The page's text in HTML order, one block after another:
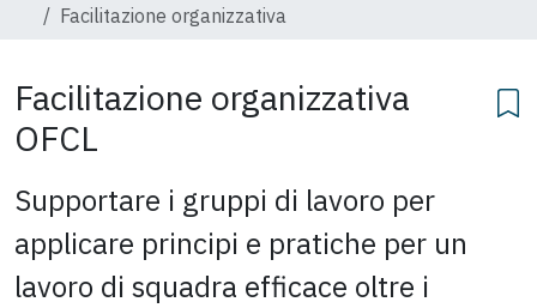
Facilitazione organizzativa
Facilitazione organizzativa
OFCL
Supportare i gruppi di lavoro per
applicare principi e pratiche per un
lavoro di squadra efficace oltre i